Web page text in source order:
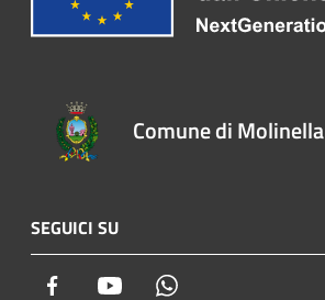
Comune di Molinella
SEGUICI SU
Facebook Youtube